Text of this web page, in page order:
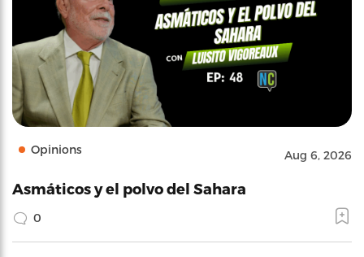
Opinions Aug 6, 2026
Asmáticos y el polvo del Sahara
0